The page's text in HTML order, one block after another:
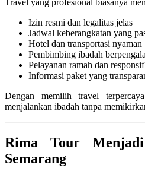
Travel yang profesional biasanya
Izin resmi dan legalitas jelas
Jadwal keberangkatan yang
Hotel dan transportasi nyaman
Pembimbing ibadah
Pelayanan ramah dan responsif
Informasi paket yang
Dengan memilih travel
menjalankan ibadah tanpa
Rima Tour
Semarang